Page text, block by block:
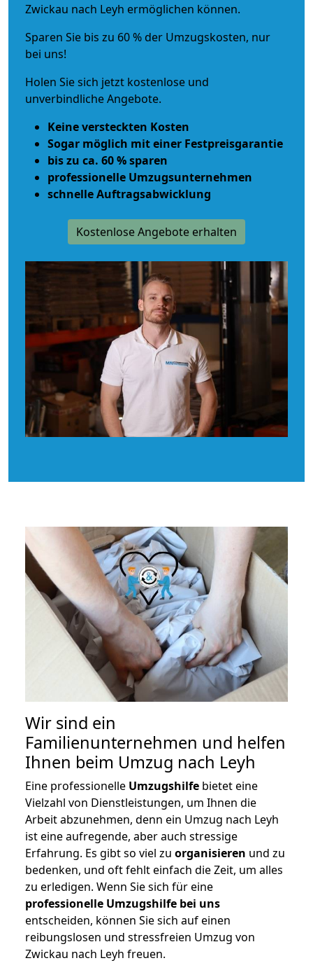
Zwickau nach Leyh ermöglichen können.
Sparen Sie bis zu 60 % der Umzugskosten, nur
bei uns!
Holen Sie sich jetzt kostenlose und
unverbindliche Angebote.
Keine versteckten Kosten
Sogar möglich mit einer Festpreisgarantie
bis zu ca. 60 % sparen
professionelle Umzugsunternehmen
schnelle Auftragsabwicklung
Kostenlose Angebote erhalten
Wir sind ein
Familienunternehmen und helfen
Ihnen beim Umzug nach Leyh
Eine professionelle Umzugshilfe bietet eine
Vielzahl von Dienstleistungen, um Ihnen die
Arbeit abzunehmen, denn ein Umzug nach Leyh
ist eine aufregende, aber auch stressige
Erfahrung. Es gibt so viel zu organisieren und zu
bedenken, und oft fehlt einfach die Zeit, um alles
zu erledigen. Wenn Sie sich für eine
professionelle Umzugshilfe bei uns
entscheiden, können Sie sich auf einen
reibungslosen und stressfreien Umzug von
Zwickau nach Leyh freuen.